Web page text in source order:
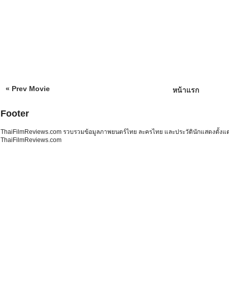
« Prev Movie หน้าแรก
Footer
ThaiFilmReviews.com รวบรวมข้อมูลภาพยนตร์ไทย ละครไทย และประวัตินักแสดงตั้ง
ThaiFilmReviews.com